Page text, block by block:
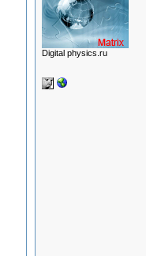
Digital physics.ru